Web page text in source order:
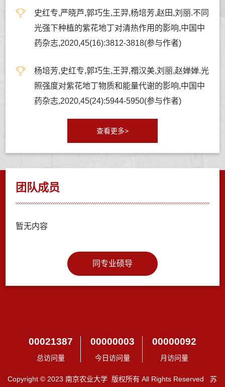
史红专,严晓芦,郭巧生,王羿,杨培芳,赵田,刘丽.不同
光强下种植的紫花地丁对清热作用的影响,中国中
药杂志,2020,45(16):3812-3818(参与作者)
杨培芳,史红专,郭巧生,王羿,禤汉美,刘丽,赵婵婵.光
照强度对紫花地丁物质和能量代谢的影响,中国中
药杂志,2020,45(24):5944-5950(参与作者)
查看更多>
团队成员
暂无内容
同专业硕导
00021387
总访问量
00000003
今日访问量
00000092
月访问量
Copyright © 2023 南京农业大学 版权所有 All Rights Reserved 苏